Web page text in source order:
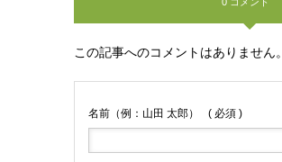
この記事へのコメントはありません。
名前（例：山田 太郎） ( 必須 )